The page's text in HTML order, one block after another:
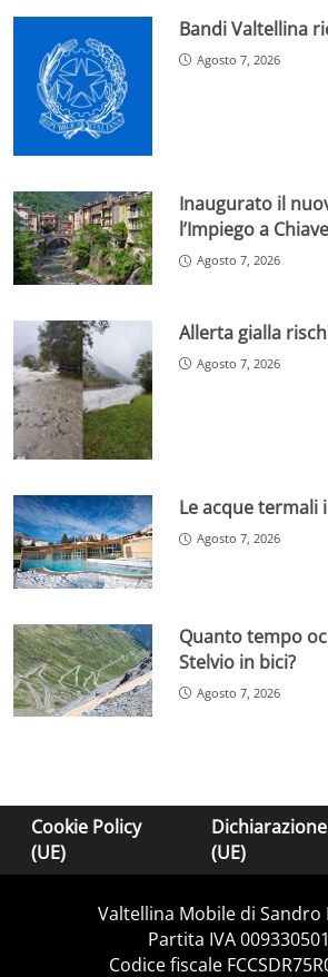
Bandi Valtellina
Agosto 7, 2026
Inaugurato il
l’Impiego a
Agosto 7, 2026
Allerta gialla
Agosto 7, 2026
Le acque termali
Agosto 7, 2026
Quanto tempo
Stelvio in bici?
Agosto 7, 2026
Cookie Policy
(UE)
(UE)
Valtellina Mobile di Sandro
Partita IVA
Codice fiscale